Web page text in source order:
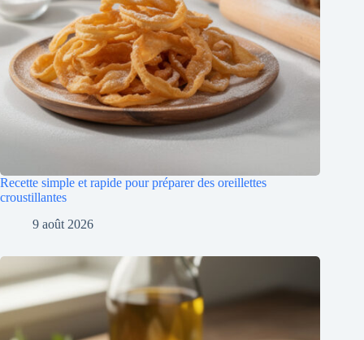
Recette simple et rapide pour préparer des oreillettes
croustillantes
9 août 2026